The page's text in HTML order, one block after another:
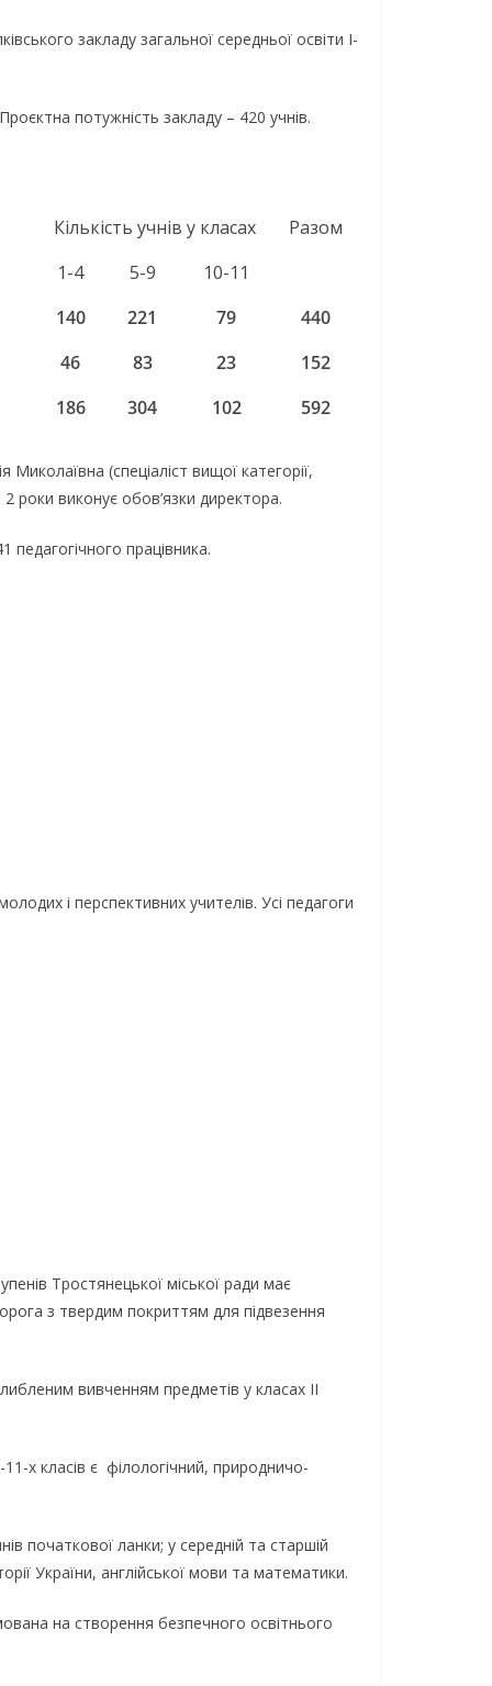
закладу загальної середньої освіти І-
потужність закладу – 420 учнів.
Кількість учнів у класах
Разом
1-4
5-9
10-11
140 221 79
440
46 83 23
152
186 304 102 592
Миколаївна (спеціаліст вищої категорії,
роки виконує обов’язки директора.
педагогічного працівника.
і перспективних учителів. Усі педагоги
Тростянецької міської ради має
з твердим покриттям для підвезення
вивченням предметів у класах ІІ
х класів є філологічний, природничо-
початкової ланки; у середній та старшій
України, англійської мови та математики.
на створення безпечного освітнього